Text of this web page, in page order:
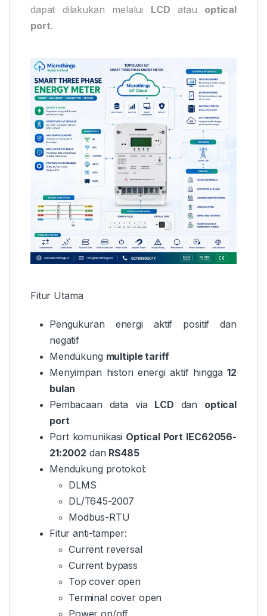
dapat dilakukan melalui LCD atau optical
port.
Fitur Utama
Pengukuran energi aktif positif dan
negatif
Mendukung multiple tariff
Menyimpan histori energi aktif hingga12
bulan
Pembacaan data via LCD dan optical
port
Port komunikasi Optical Port IEC62056-
21:2002 dan RS485
Mendukung protokol:
DLMS
DL/T645-2007
Modbus-RTU
Fitur anti-tamper:
Current reversal
Current bypass
Top cover open
Terminal cover open
Power on/off